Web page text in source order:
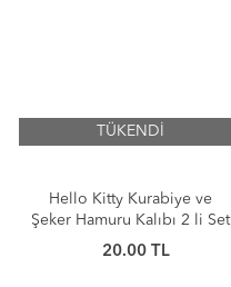
TÜKENDİ
Hello Kitty Kurabiye ve
Şeker Hamuru Kalıbı 2 li Set
20.00 TL